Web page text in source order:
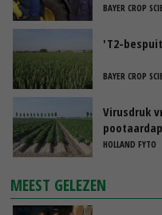
BAYER CROP
'T2-
BAYER CROP
Virusdruk
HOLLAND FYTO
MEEST GELEZEN